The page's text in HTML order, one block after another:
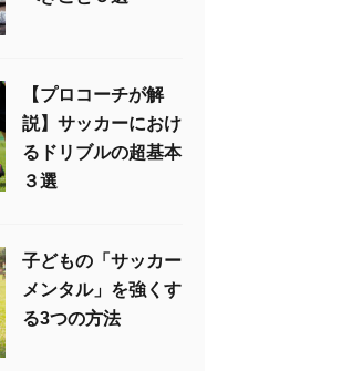
【プロコーチが解
説】サッカーにおけ
るドリブルの超基本
３選
子どもの「サッカー
メンタル」を強くす
る3つの方法